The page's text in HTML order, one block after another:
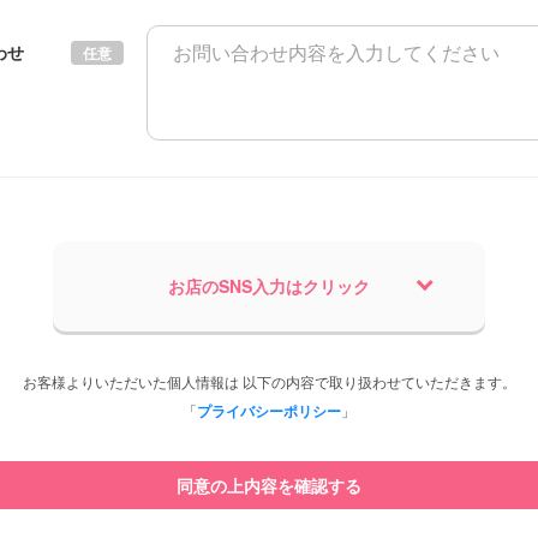
せ 任意
お店のSNS入力はクリック
お客様よりいただいた個人情報は 以下の内容で取り扱わせていただきます。
「プライバシーポリシー 」